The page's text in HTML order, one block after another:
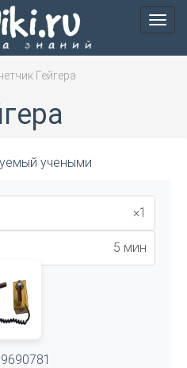
Меню
Гейгера
учеными
×1
5 мин